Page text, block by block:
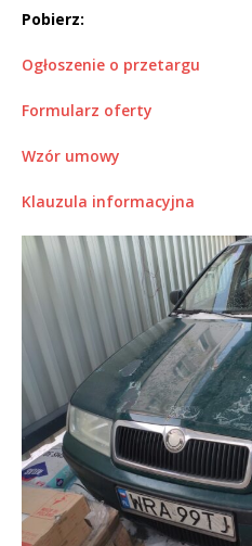
Pobierz:
Ogłoszenie o przetargu
Formularz oferty
Wzór umowy
Klauzula informacyjna